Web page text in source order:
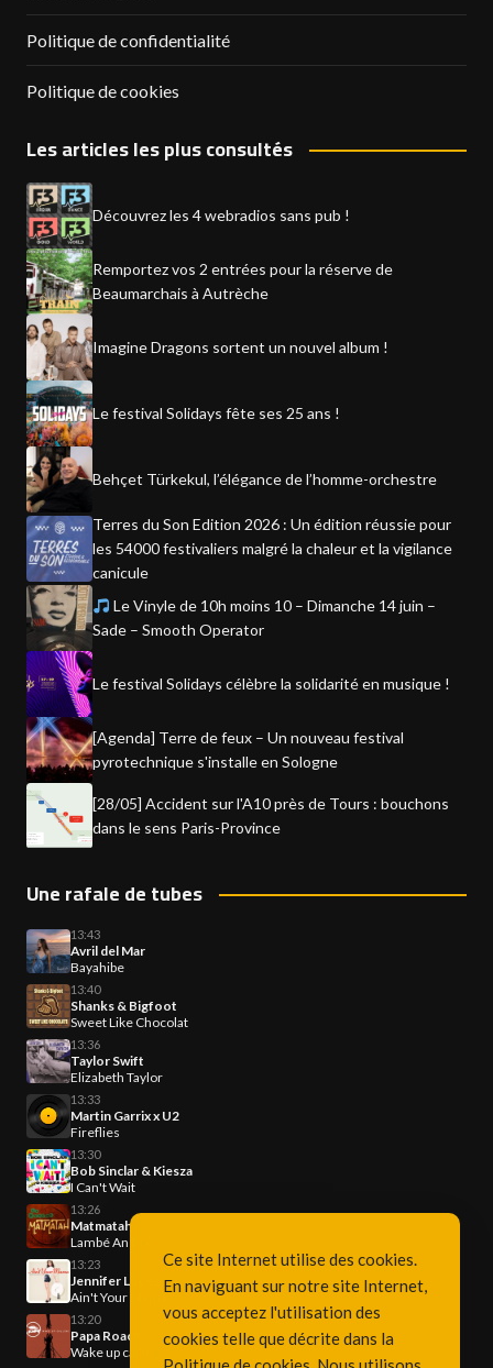
Politique de confidentialité
Politique de cookies
Les articles les plus consultés
Découvrez les 4 webradios sans pub !
Remportez vos 2 entrées pour la réserve de
Beaumarchais à Autrèche
Imagine Dragons sortent un nouvel album !
Le festival Solidays fête ses 25 ans !
Behçet Türkekul, l’élégance de l’homme-orchestre
Terres du Son Edition 2026 : Un édition réussie pour
les 54000 festivaliers malgré la chaleur et la vigilance
canicule
Le Vinyle de 10h moins 10 – Dimanche 14 juin –
Sade – Smooth Operator
Le festival Solidays célèbre la solidarité en musique !
[Agenda] Terre de feux – Un nouveau festival
pyrotechnique s'installe en Sologne
[28/05] Accident sur l'A10 près de Tours : bouchons
dans le sens Paris-Province
Une rafale de tubes
13:43
Avril del Mar
Bayahibe
13:40
Shanks & Bigfoot
Sweet Like Chocolat
13:36
Taylor Swift
Elizabeth Taylor
13:33
Martin Garrix x U2
Fireflies
13:30
Bob Sinclar & Kiesza
I Can't Wait
13:26
Matmatah
Lambé An Dro
13:23
Jennifer Lopez
Ain't Your Mama
13:20
Papa Roach
Wake up calling
Ce site Internet utilise des cookies.
En naviguant sur notre site Internet,
vous acceptez l'utilisation des
cookies telle que décrite dans la